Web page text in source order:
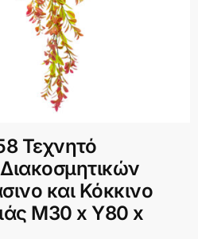
Τεχνητό
και Κόκκινο
Μ30 x Y80 x